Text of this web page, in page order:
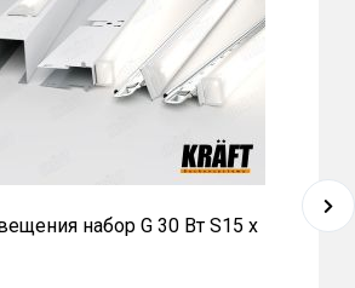
набор G 30 Вт S15 x